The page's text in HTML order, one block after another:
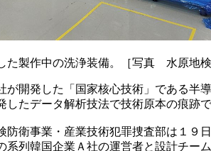
た製作中の洗浄装備。［写真 水原地検
が開発した「国家核心技術」である半
したデータ解析技法で技術原本の痕跡
防衛事業・産業技術犯罪捜査部は１９
系列韓国企業Ａ社の運営者と設計チー